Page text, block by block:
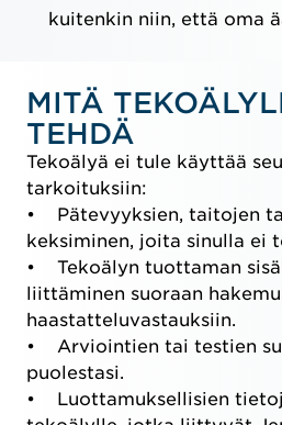
kuitenkin niin, että oma
MITÄ
TEHDÄ
Tekoälyä ei tule käyttää
tarkoituksiin:
• Pätevyyksien, taitojen
keksiminen, joita sinulla ei
• Tekoälyn tuottaman
liittäminen suoraan
haastatteluvastauksiin.
• Arviointien tai testien
puolestasi.
• Luottamuksellisien